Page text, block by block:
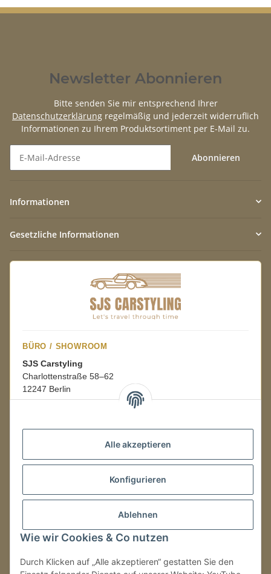
Alle akzeptieren
Konfigurieren
Ablehnen
Wie wir Cookies & Co nutzen
Durch Klicken auf „Alle akzeptieren“ gestatten Sie den
Newsletter Abonnieren
Bitte senden Sie mir entsprechend Ihrer
Datenschutzerklärung regelmäßig und jederzeit widerruflich
Informationen zu Ihrem Produktsortiment per E-Mail zu.
Abonnieren
Informationen
Gesetzliche Informationen
BÜRO / SHOWROOM
SJS Carstyling
Charlottenstraße 58–62
12247 Berlin
08:00–16:00 Uhr
LAGER / RETOUREN
Packmonster Fulfillment
SJS Carstyling Lager
Retouren ausschließlich an diese Adresse.